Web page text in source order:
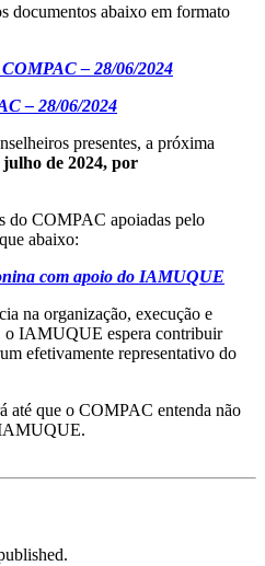
documentos abaixo em formato
– 28/06/2024
– 28/06/2024
presentes, a próxima
julho de 2024, por
do COMPAC apoiadas pelo
abaixo:
com apoio do IAMUQUE
na organização, execução e
o IAMUQUE espera contribuir
efetivamente representativo do
até que o COMPAC entenda não
IAMUQUE.